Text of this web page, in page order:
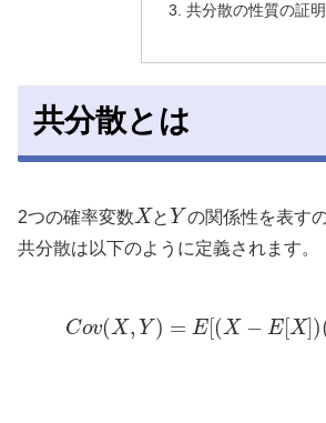
共分散の性質の証明
共分散とは
2つの確率変数X と Y の関係性を表す
共分散は以下のように定義されます。
Cov(X , Y) = E[(X − E[X])